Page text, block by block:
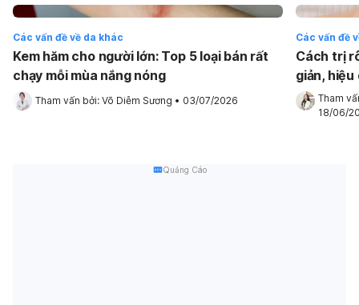
Các vấn đề về da khác
Kem hăm cho người lớn: Top 5 loại bán rất
chạy mỗi mùa nắng nóng
Tham vấn bởi: Võ Diễm Sương • 03/07/2026
Các vấn đề
Cách trị
giản, hiệu
Tham
18/06/
Quảng Cáo